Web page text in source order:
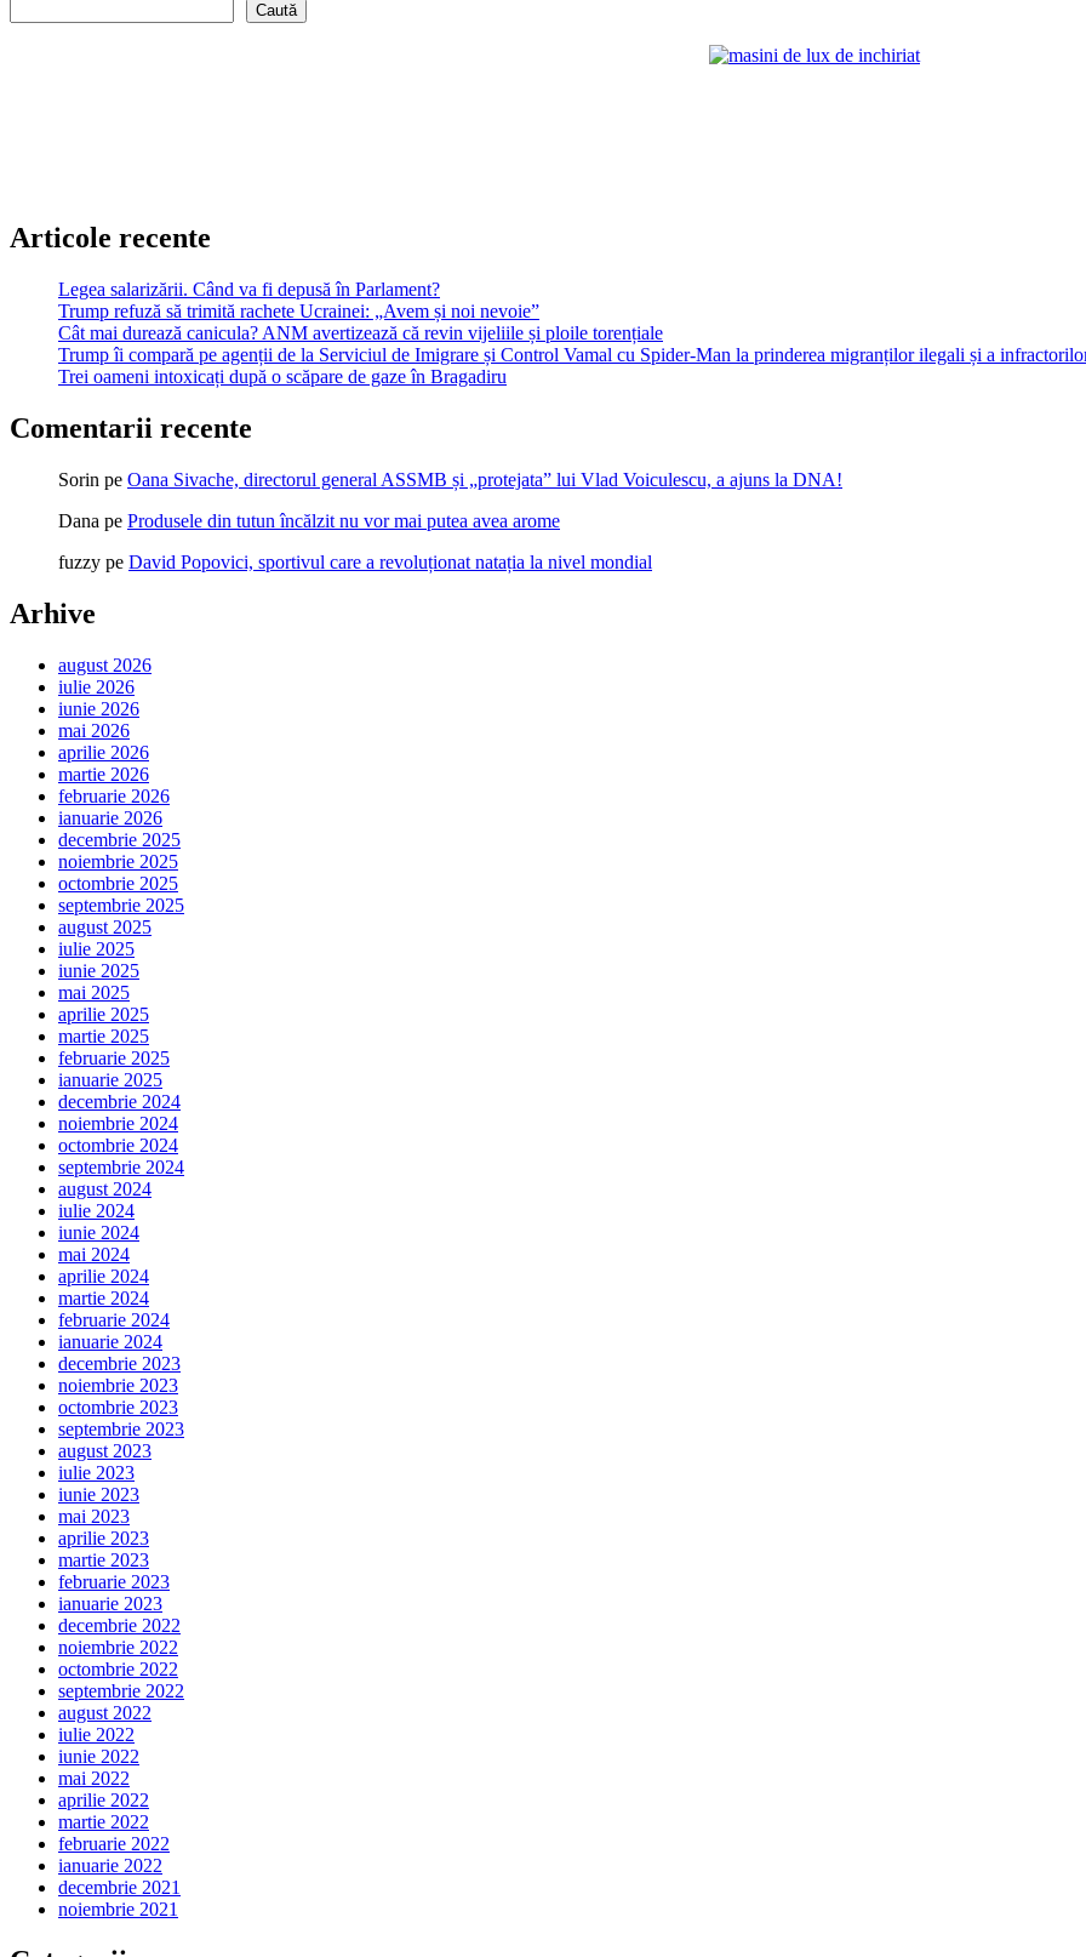
Caută
Articole recente
Legea salarizării. Când va fi depusă în Parlament?
Trump refuză să trimită rachete Ucrainei: „Avem și noi nevoie”
Cât mai durează canicula? ANM avertizează că revin vijeliile și ploile torențiale
Trump îi compară pe agenții de la Serviciul de Imigrare și Control Vamal cu Spider-Man la prinderea migranților ilegali și a
Trei oameni intoxicați după o scăpare de gaze în Bragadiru
Comentarii recente
Sorin pe Oana Sivache, directorul general ASSMB și „protejata” lui Vlad Voiculescu, a ajuns la DNA!
Dana pe Produsele din tutun încălzit nu vor mai putea avea arome
fuzzy pe David Popovici, sportivul care a revoluționat natația la nivel mondial
Arhive
august 2026
iulie 2026
iunie 2026
mai 2026
aprilie 2026
martie 2026
februarie 2026
ianuarie 2026
decembrie 2025
noiembrie 2025
octombrie 2025
septembrie 2025
august 2025
iulie 2025
iunie 2025
mai 2025
aprilie 2025
martie 2025
februarie 2025
ianuarie 2025
decembrie 2024
noiembrie 2024
octombrie 2024
septembrie 2024
august 2024
iulie 2024
iunie 2024
mai 2024
aprilie 2024
martie 2024
februarie 2024
ianuarie 2024
decembrie 2023
noiembrie 2023
octombrie 2023
septembrie 2023
august 2023
iulie 2023
iunie 2023
mai 2023
aprilie 2023
martie 2023
februarie 2023
ianuarie 2023
decembrie 2022
noiembrie 2022
octombrie 2022
septembrie 2022
august 2022
iulie 2022
iunie 2022
mai 2022
aprilie 2022
martie 2022
februarie 2022
ianuarie 2022
decembrie 2021
noiembrie 2021